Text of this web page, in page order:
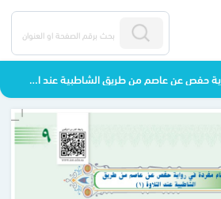
أحكام مفردة في رواية حفص عن عاصم من طريق الشاطبية عند التلاوة - التجويد - سادس ابتدائي